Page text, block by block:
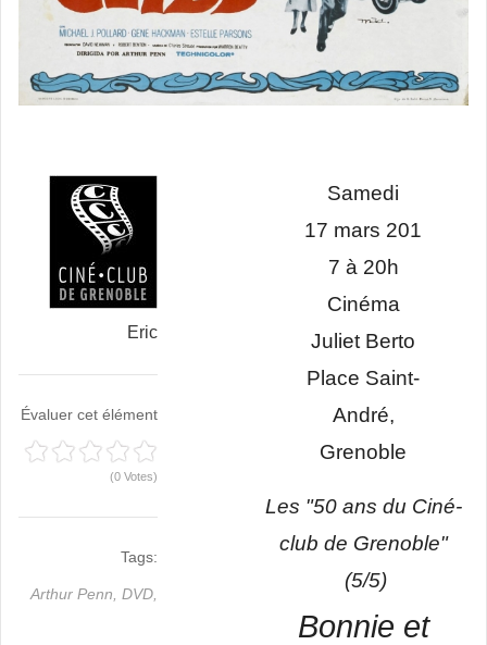
Eric
Évaluer cet élément
(0 Votes)
Tags:
Arthur Penn, DVD,
Samedi
17 mars 201
7 à 20h
Cinéma
Juliet Berto
Place Saint-
André,
Grenoble
Les "50 ans du Ciné-
club de Grenoble"
(5/5)
Bonnie et